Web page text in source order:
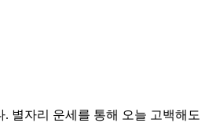
별자리 운세를 통해 오늘 고백해도